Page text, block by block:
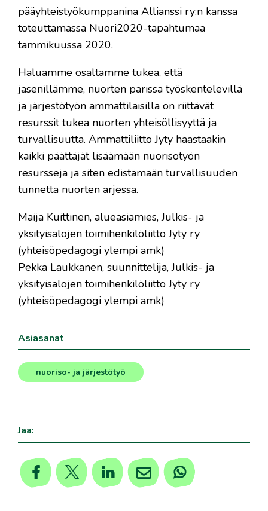
pääyhteistyökumppanina Allianssi ry:n kanssa
toteuttamassa Nuori2020-tapahtumaa
tammikuussa 2020.
Haluamme osaltamme tukea, että
jäsenillämme, nuorten parissa työskentelevillä
ja järjestötyön ammattilaisilla on riittävät
resurssit tukea nuorten yhteisöllisyyttä ja
turvallisuutta. Ammattiliitto Jyty haastaakin
kaikki päättäjät lisäämään nuorisotyön
resursseja ja siten edistämään turvallisuuden
tunnetta nuorten arjessa.
Maija Kuittinen, alueasiamies, Julkis- ja
yksityisalojen toimihenkilöliitto Jyty ry
(yhteisöpedagogi ylempi amk)
Pekka Laukkanen, suunnittelija, Julkis- ja
yksityisalojen toimihenkilöliitto Jyty ry
(yhteisöpedagogi ylempi amk)
Asiasanat
nuoriso- ja järjestötyö
Jaa: